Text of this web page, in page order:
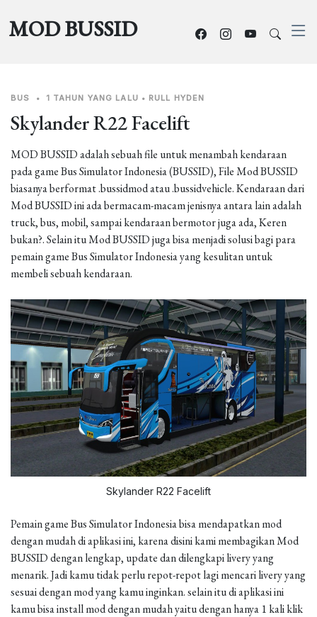
MOD BUSSID
BUS • 1 TAHUN YANG LALU • RULL HYDEN
Skylander R22 Facelift
MOD BUSSID adalah sebuah file untuk menambah kendaraan
pada game Bus Simulator Indonesia (BUSSID), File Mod BUSSID
biasanya berformat .bussidmod atau .bussidvehicle. Kendaraan dari
Mod BUSSID ini ada bermacam-macam jenisnya antara lain adalah
truck, bus, mobil, sampai kendaraan bermotor juga ada, Keren
bukan?. Selain itu Mod BUSSID juga bisa menjadi solusi bagi para
pemain game Bus Simulator Indonesia yang kesulitan untuk
membeli sebuah kendaraan.
Skylander R22 Facelift
Pemain game Bus Simulator Indonesia bisa mendapatkan mod
dengan mudah di aplikasi ini, karena disini kami membagikan Mod
BUSSID dengan lengkap, update dan dilengkapi livery yang
menarik. Jadi kamu tidak perlu repot-repot lagi mencari livery yang
sesuai dengan mod yang kamu inginkan. selain itu di aplikasi ini
kamu bisa install mod dengan mudah yaitu dengan hanya 1 kali klik